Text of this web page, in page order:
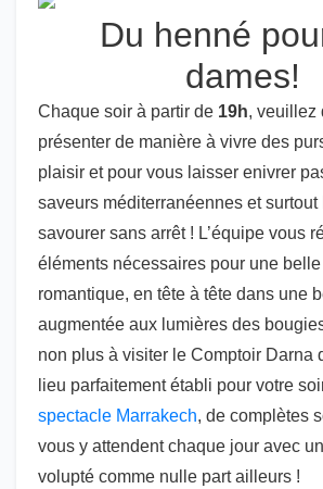
Du henné
dames!
Chaque soir à partir de 19h, veuillez
présenter de manière à vivre des
plaisir et pour vous laisser enivrer
saveurs méditerranéennes et
savourer sans arrêt ! L’équipe vous
éléments nécessaires pour une
romantique, en tête à tête dans une
augmentée aux lumières des
non plus à visiter le Comptoir Darna
lieu parfaitement établi pour votre
spectacle Marrakech, de complètes
vous y attendent chaque jour avec
volupté comme nulle part ailleurs !